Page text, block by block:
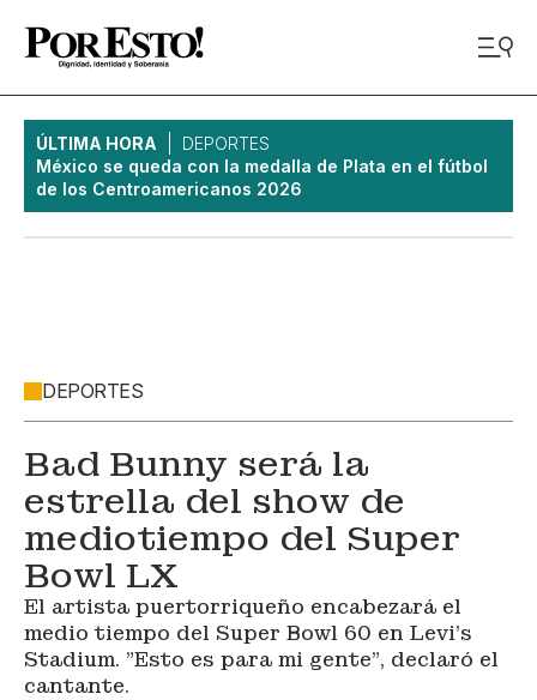
ÚLTIMA HORA
DEPORTES
México se queda con la medalla de Plata en el fútbol
de los Centroamericanos 2026
DEPORTES
Bad Bunny será la
estrella del show de
mediotiempo del Super
Bowl LX
El artista puertorriqueño encabezará el
medio tiempo del Super Bowl 60 en Levi's
Stadium. "Esto es para mi gente", declaró el
cantante.